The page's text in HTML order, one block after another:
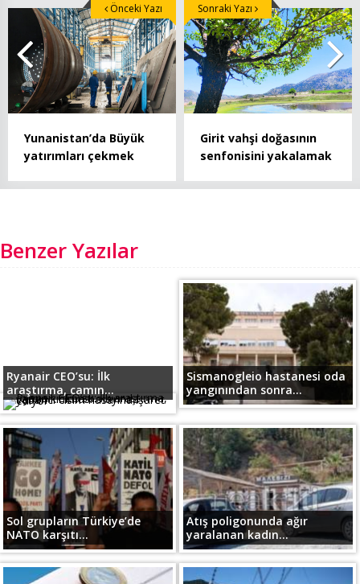
Yunanistan’da Büyük
yatırımları çekmek
Önceki Yazı
Girit vahşi doğasının
senfonisini yakalamak
Sonraki Yazı
Benzer Yazılar
Ryanair CEO’su: İlk
araştırma, camın...
Sismanogleio hastanesi oda
yangınından sonra...
Sol grupların Türkiye’de
NATO karşıtı...
Atış poligonunda ağır
yaralanan kadın...